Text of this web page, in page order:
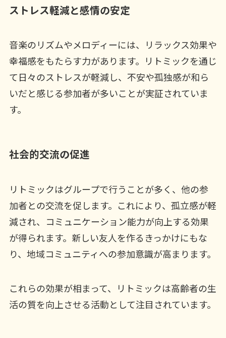
ストレス軽減と感情の安定
音楽のリズムやメロディーには、リラックス効果や
幸福感をもたらす力があります。リトミックを通じ
て日々のストレスが軽減し、不安や孤独感が和ら
いだと感じる参加者が多いことが実証されていま
す。
社会的交流の促進
リトミックはグループで行うことが多く、他の参
加者との交流を促します。これにより、孤立感が軽
減され、コミュニケーション能力が向上する効果
が得られます。新しい友人を作るきっかけにもな
り、地域コミュニティへの参加意識が高まります。
これらの効果が相まって、リトミックは高齢者の生
活の質を向上させる活動として注目されています。